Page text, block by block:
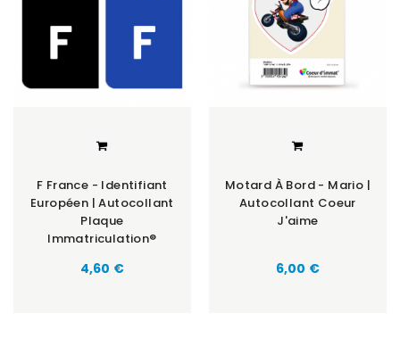
F France - Identifiant
Européen | Autocollant
Plaque
Immatriculation®
Prix
4,60 €
Motard À Bord - Mario |
Autocollant Coeur
J'aime
Prix
6,00 €